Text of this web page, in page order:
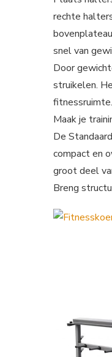
rechte
snel van
Door
struikelen.
fitnessruimte.
Maak je
De
compact en
groot deel
Breng